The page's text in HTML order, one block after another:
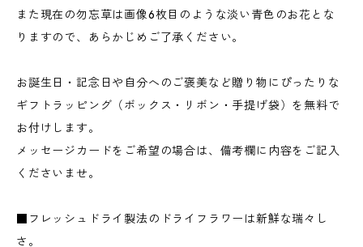
また現在の勿忘草は画像6枚目のような淡い青色のお花とな
りますので、あらかじめご了承ください。
お誕生日・記念日や自分へのご褒美など贈り物にぴったりな
ギフトラッピング（ボックス・リボン・手提げ袋）を無料で
お付けします。
メッセージカードをご希望の場合は、備考欄に内容をご記入
くださいませ。
■フレッシュドライ製法のドライフラワーは新鮮な瑞々し
さ。